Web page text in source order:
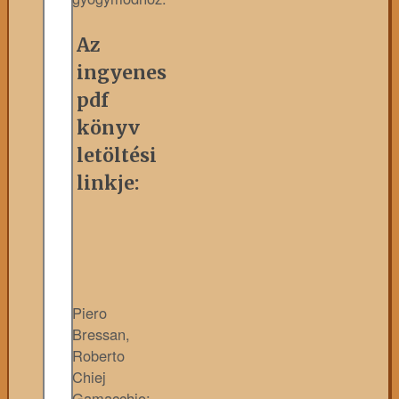
Az
ingyenes
pdf
könyv
letöltési
linkje:
Piero
Bressan,
Roberto
Chiej